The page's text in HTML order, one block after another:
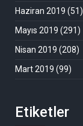
Haziran 2019 (51)
Mayıs 2019 (291)
Nisan 2019 (208)
Mart 2019 (99)
Etiketler